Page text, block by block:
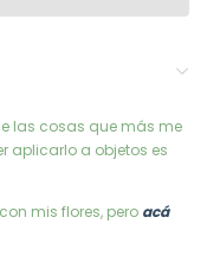
las cosas que más me
aplicarlo a objetos es
mis flores, pero acá